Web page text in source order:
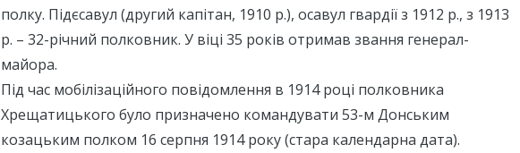
полку. Підєсавул (другий капітан, 1910 р.), осавул гвардії з 1912 р., з 1913
р. – 32-річний полковник. У віці 35 років отримав звання генерал-
майора.
Під час мобілізаційного повідомлення в 1914 році полковника
Хрещатицького було призначено командувати 53-м Донським
козацьким полком 16 серпня 1914 року (стара календарна дата).